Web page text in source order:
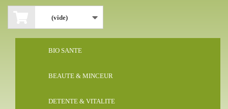
(vide)
BIO SANTE
BEAUTE & MINCEUR
DETENTE & VITALITE